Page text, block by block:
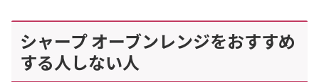
シャープ オーブンレンジをおすすめ
する人しない人